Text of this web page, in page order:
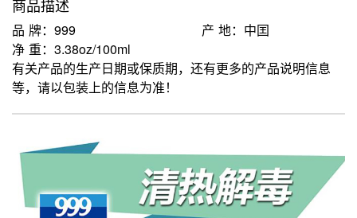
商品描述
品 牌：999
产 地：中囯
净 重：3.38oz/100ml
有关产品的生产日期或保质期，还有更多的产品说明信息
等，请以包装上的信息为准！